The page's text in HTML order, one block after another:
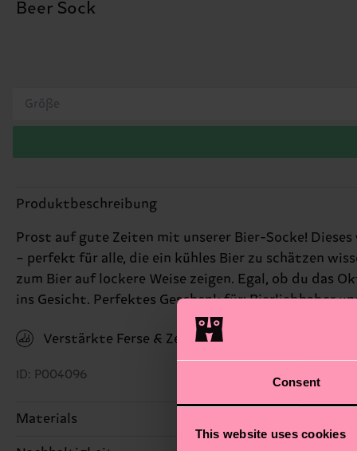
Consent
This website uses cookies
Beer Sock
Größe
Produktbeschreibung
Prost auf gute Zeiten mit unserer Bier-Socke!
– perfekt für alle, die ein kühles Bier zu schätzen
zum Bier auf lockere Weise zeigen. Egal, ob du das
ins Gesicht. Perfektes Geschenk für: Bierliebhaber
Verstärkte Ferse & Zehen
ID: P004096
Materials